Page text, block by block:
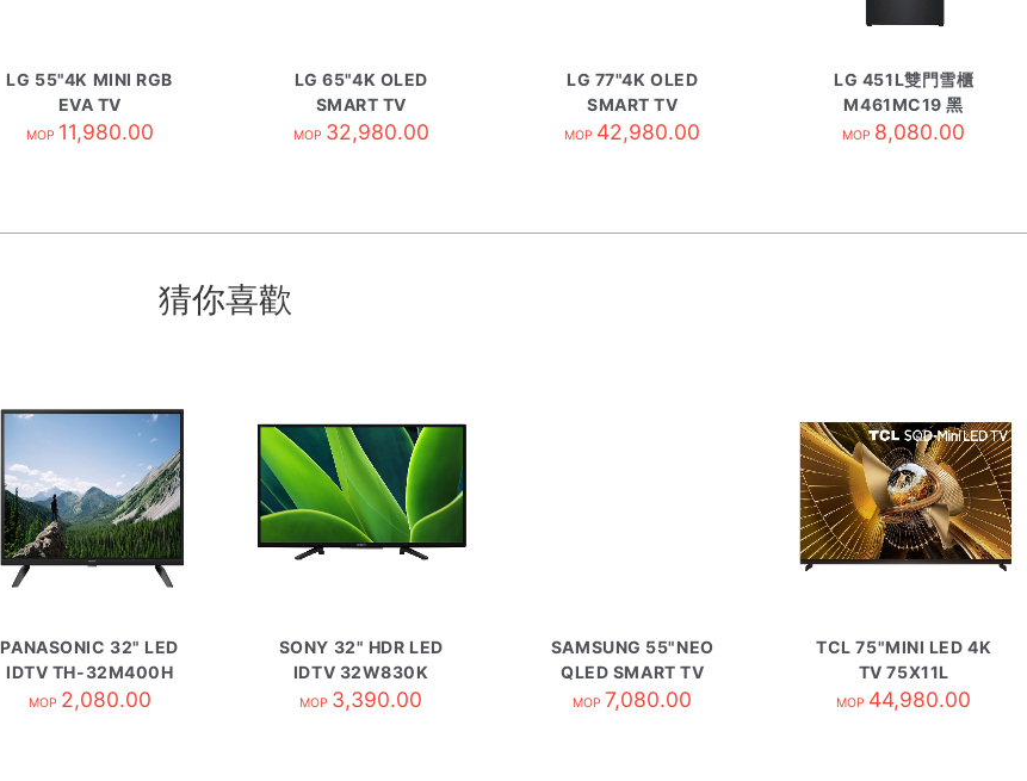
LG 55"4K MINI RGB
EVA TV
55MRG85BCA
MOP 11,980.00
LG 65"4K OLED
SMART TV
OLED65G6PCA
MOP 32,980.00
LG 77"4K OLED
SMART TV
OLED77B6PCA
MOP 42,980.00
LG 451L雙門雪櫃
M461MC19 黑
MOP 8,080.00
猜你喜歡
PANASONIC 32" LED
IDTV TH-32M400H
MOP 2,080.00
SONY 32" HDR LED
IDTV 32W830K
MOP 3,390.00
SAMSUNG 55"NEO
QLED SMART TV
QA55QN70HAJXZK
MOP 7,080.00
TCL 75"MINI LED 4K
TV 75X11L
MOP 44,980.00